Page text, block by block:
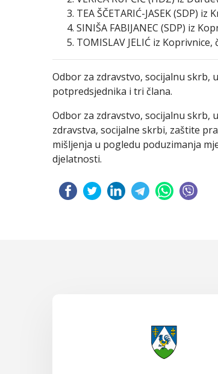
TEA ŠČETARIĆ-JASEK (SDP) iz
SINIŠA FABIJANEC (SDP) iz
TOMISLAV JELIĆ iz Koprivnice,
Odbor za zdravstvo, socijalnu skrb,
potpredsjednika i tri člana.
Odbor za zdravstvo, socijalnu
zdravstva, socijalne skrbi, zaštite
mišljenja u pogledu poduzimanja
djelatnosti.